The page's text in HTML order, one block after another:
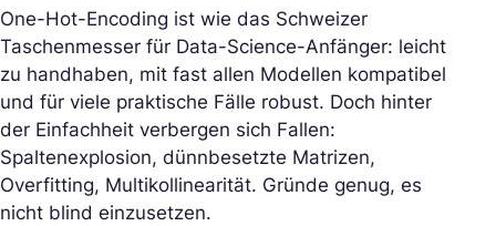
One-Hot-Encoding ist wie das Schweizer
Taschenmesser für Data-Science-Anfänger: leicht
zu handhaben, mit fast allen Modellen kompatibel
und für viele praktische Fälle robust. Doch hinter
der Einfachheit verbergen sich Fallen:
Spaltenexplosion, dünnbesetzte Matrizen,
Overfitting, Multikollinearität. Gründe genug, es
nicht blind einzusetzen.